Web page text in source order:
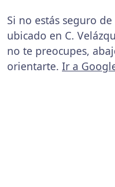
Si no estás seguro
ubicado en C.
no te preocupes,
orientarte. Ir a